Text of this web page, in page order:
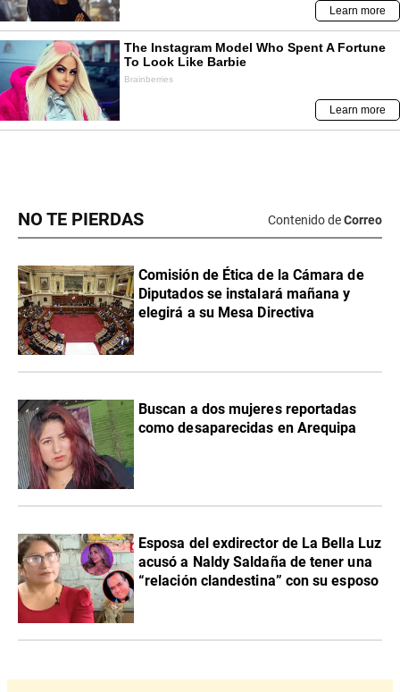
NO TE PIERDAS Contenido deCorreo
Comisión de Ética de la Cámara de
Diputados se instalará mañana y
elegirá a su Mesa Directiva
Buscan a dos mujeres reportadas
como desaparecidas en Arequipa
Esposa del exdirector de La Bella Luz
acusó a Naldy Saldaña de tener una
“relación clandestina” con su esposo